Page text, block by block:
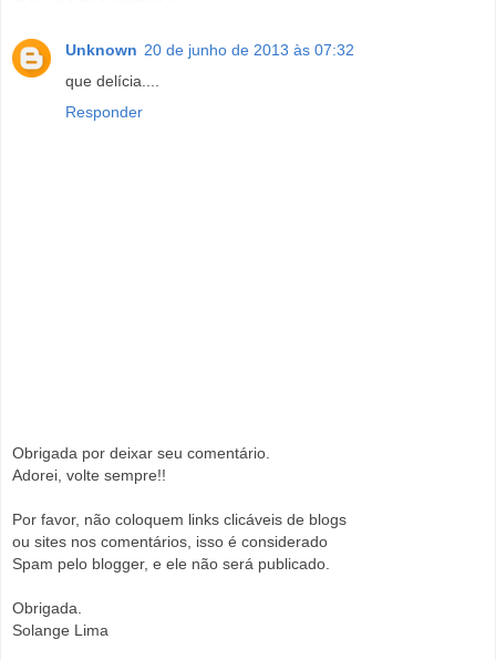
Unknown 20 de junho de 2013 às 07:32
que delícia....
Responder
Obrigada por deixar seu comentário.
Adorei, volte sempre!!
Por favor, não coloquem links clicáveis de blogs
ou sites nos comentários, isso é considerado
Spam pelo blogger, e ele não será publicado.
Obrigada.
Solange Lima